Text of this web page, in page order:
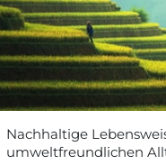
Nachhaltige
umweltfreundlichen